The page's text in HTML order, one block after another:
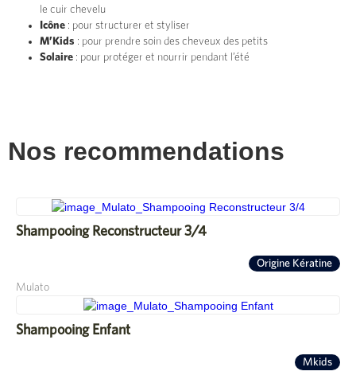
le cuir chevelu
Icône : pour structurer et styliser
M’Kids : pour prendre soin des cheveux des petits
Solaire : pour protéger et nourrir pendant l’été
Nos recommendations
Shampooing Reconstructeur 3/4
Origine Kératine
Mulato
Shampooing Enfant
Mkids